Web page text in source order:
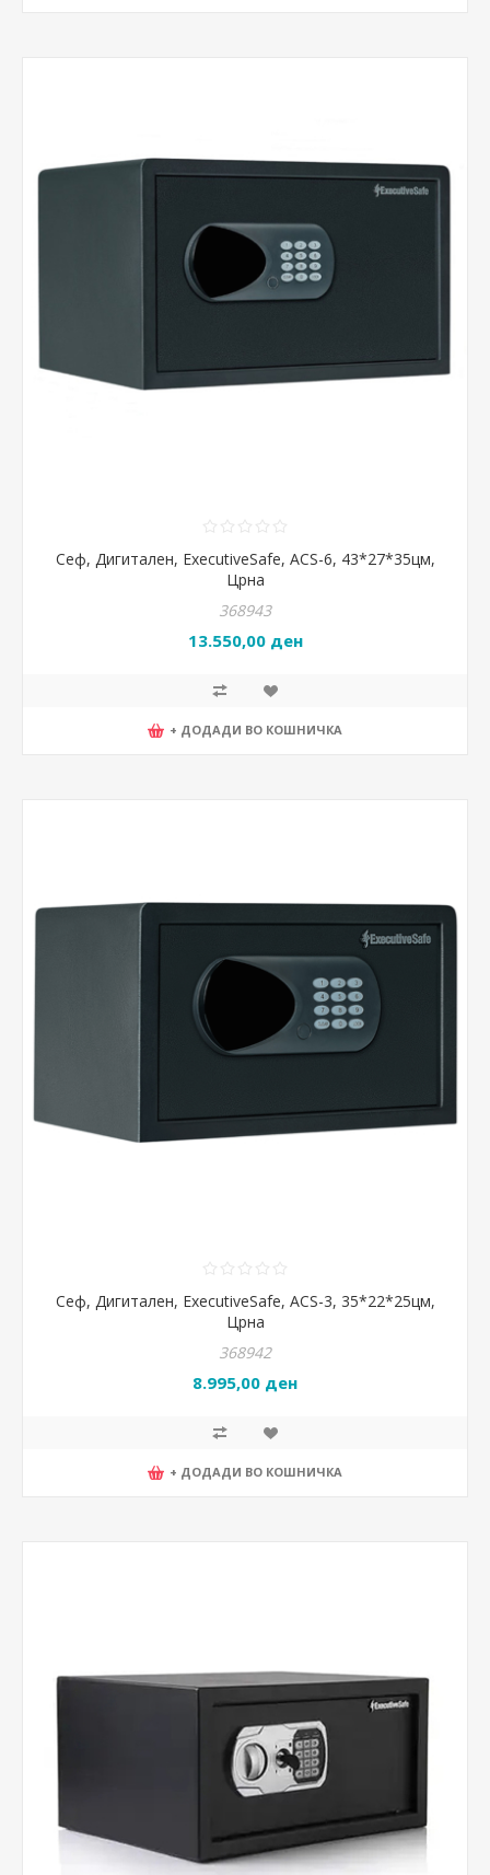
Сеф, Дигитален, ExecutiveSafe, ACS-6, 43*27*35цм,
Црна
368943
13.550,00 ден
+ ДОДАДИ ВО КОШНИЧКА
Сеф, Дигитален, ExecutiveSafe, ACS-3, 35*22*25цм,
Црна
368942
8.995,00 ден
+ ДОДАДИ ВО КОШНИЧКА